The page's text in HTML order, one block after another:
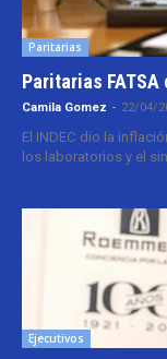
Paritarias
Paritarias
Camila Gomez - 22/04/
El INDEC dio la
los laboratorios y el
Ejecutivos